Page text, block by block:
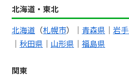
北海道・東北
北海道 （札幌市）｜ 青森県 ｜ 岩
｜ 秋田県 ｜ 山形県 ｜ 福島県
関東